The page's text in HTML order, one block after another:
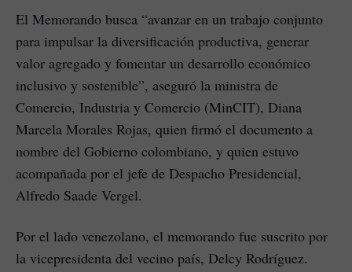
El Memorando busca “avanzar en un trabajo conjunto
para impulsar la diversificación productiva, generar
valor agregado y fomentar un desarrollo económico
inclusivo y sostenible”, aseguró la ministra de
Comercio, Industria y Comercio (MinCIT), Diana
Marcela Morales Rojas, quien firmó el documento a
nombre del Gobierno colombiano, y quien estuvo
acompañada por el jefe de Despacho Presidencial,
Alfredo Saade Vergel.
Por el lado venezolano, el memorando fue suscrito por
la vicepresidenta del vecino país, Delcy Rodríguez.